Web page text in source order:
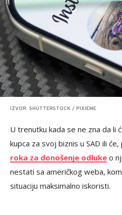
IZVOR: SHUTTERSTOCK / PIXIEME
U trenutku kada se ne zna da li
kupca za svoj biznis u SAD ili
roka za donošenje odluke o
nestati sa američkog weba,
situaciju maksimalno iskoristi.